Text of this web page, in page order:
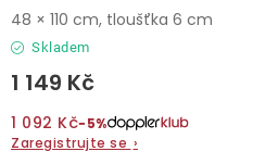
Skladem
1 149 Kč
1 092 Kč−5%
Zaregistrujte se ›
48 × 110 cm, tloušťka 6 cm